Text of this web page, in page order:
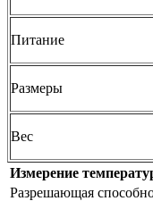
Питание
Размеры
Вес
Измерение
Разрешающая